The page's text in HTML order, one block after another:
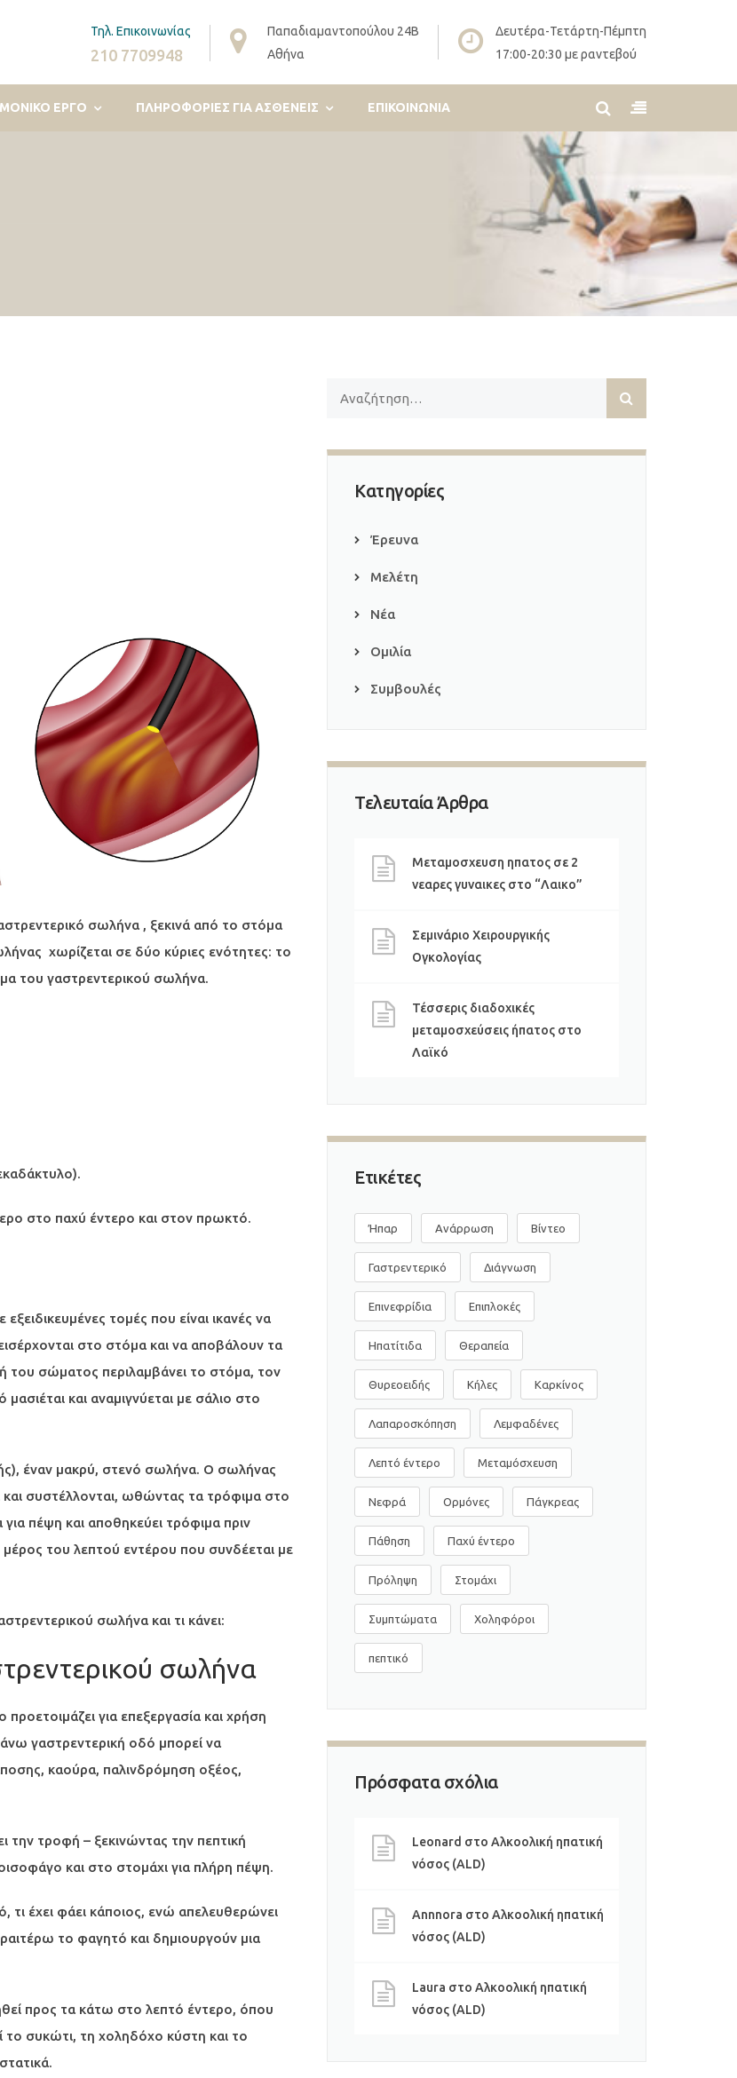
Τηλ. Επικοινωνίας
210 7709948
Παπαδιαμαντοπούλου 24Β
Αθήνα
Δευτέρα-Τετάρτη-Πέμπτη
17:00-20:30 με ραντεβού
ΕΡΓΟ ΠΛΗΡΟΦΟΡΊΕΣ ΓΙΑ ΑΣΘΕΝΕΊΣ ΕΠΙΚΟΙΝΩΝΊΑ
σωλήνα , ξεκινά από το στόμα
χωρίζεται σε δύο κύριες ενότητες: το
του γαστρεντερικού σωλήνα.
στο παχύ έντερο και στον πρωκτό.
τομές που είναι ικανές να
στο στόμα και να αποβάλουν τα
του σώματος περιλαμβάνει το στόμα, τον
και αναμιγνύεται με σάλιο στο
έναν μακρύ, στενό σωλήνα. Ο σωλήνας
συστέλλονται, ωθώντας τα τρόφιμα στο
για πέψη και αποθηκεύει τρόφιμα πριν
του λεπτού εντέρου που συνδέεται με
σωλήνα και τι κάνει:
σωλήνα
για επεξεργασία και χρήση
γαστρεντερική οδό μπορεί να
καούρα, παλινδρόμηση οξέος,
την τροφή – ξεκινώντας την πεπτική
και στο στομάχι για πλήρη πέψη.
τι έχει φάει κάποιος, ενώ απελευθερώνει
το φαγητό και δημιουργούν μια
προς τα κάτω στο λεπτό έντερο, όπου
το συκώτι, τη χοληδόχο κύστη και το
Κατηγορίες
Έρευνα
Μελέτη
Νέα
Ομιλία
Συμβουλές
Τελευταία Άρθρα
Μεταμοσχευση ηπατος σε 2
νεαρες γυναικες στο “Λαικο”
Σεμινάριο Χειρουργικής
Ογκολογίας
Τέσσερις διαδοχικές
μεταμοσχεύσεις ήπατος στο
Λαϊκό
Ετικέτες
Ήπαρ Ανάρρωση Βίντεο
Γαστρεντερικό Διάγνωση
Επινεφρίδια Επιπλοκές
Ηπατίτιδα Θεραπεία
Θυρεοειδής Κήλες Καρκίνος
Λαπαροσκόπηση Λεμφαδένες
Λεπτό έντερο Μεταμόσχευση
Νεφρά Ορμόνες Πάγκρεας
Πάθηση Παχύ έντερο
Πρόληψη Στομάχι
Συμπτώματα Χοληφόροι
πεπτικό
Πρόσφατα σχόλια
Leonard στο Αλκοολική ηπατική
νόσος (ALD)
Annnora στο Αλκοολική ηπατική
νόσος (ALD)
Laura στο Αλκοολική ηπατική
νόσος (ALD)